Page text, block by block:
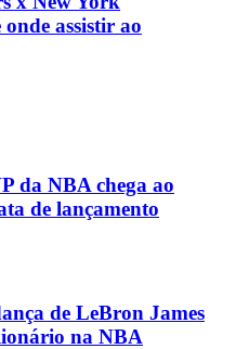
assistir ao
da NBA chega ao
de lançamento
de LeBron James
na NBA